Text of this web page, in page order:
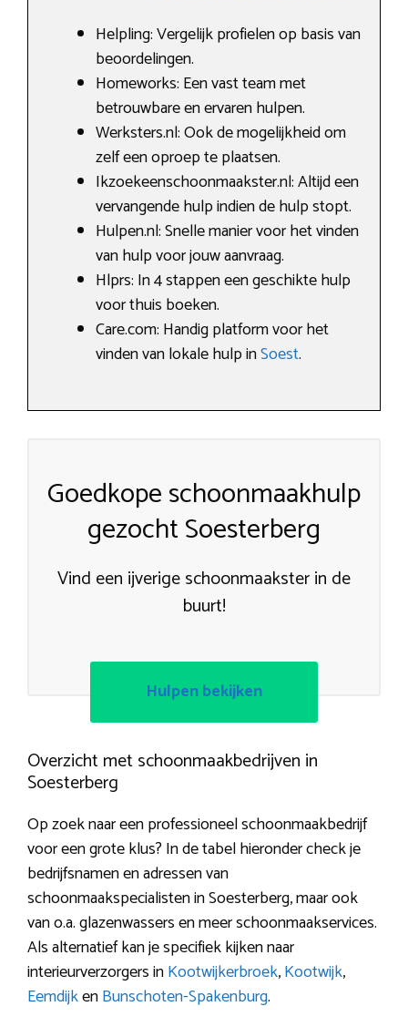
Helpling: Vergelijk profielen op basis van
beoordelingen.
Homeworks: Een vast team met
betrouwbare en ervaren hulpen.
Werksters.nl: Ook de mogelijkheid om
zelf een oproep te plaatsen.
Ikzoekeenschoonmaakster.nl: Altijd een
vervangende hulp indien de hulp stopt.
Hulpen.nl: Snelle manier voor het vinden
van hulp voor jouw aanvraag.
Hlprs: In 4 stappen een geschikte hulp
voor thuis boeken.
Care.com: Handig platform voor het
vinden van lokale hulp inSoest.
Goedkope schoonmaakhulp
gezocht Soesterberg
Vind een ijverige schoonmaakster in de
buurt!
Hulpen bekijken
Overzicht met schoonmaakbedrijven in
Soesterberg
Op zoek naar een professioneel schoonmaakbedrijf
voor een grote klus? In de tabel hieronder check je
bedrijfsnamen en adressen van
schoonmaakspecialisten in Soesterberg, maar ook
van o.a. glazenwassers en meer schoonmaakservices.
Als alternatief kan je specifiek kijken naar
interieurverzorgers inKootwijkerbroek,Kootwijk,
EemdijkenBunschoten-Spakenburg.